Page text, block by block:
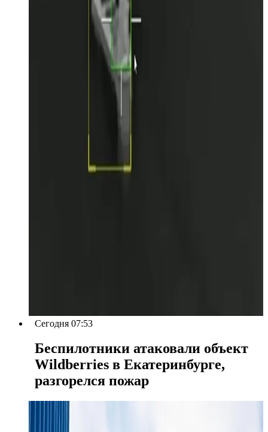
Сегодня 07:53
Беспилотники атаковали объект
Wildberries в Екатеринбурге,
разгорелся пожар